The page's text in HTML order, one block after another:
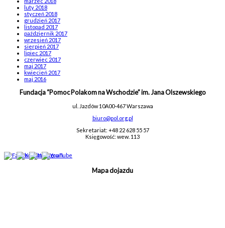
luty 2018
styczeń 2018
grudzień 2017
listopad 2017
październik 2017
wrzesień 2017
sierpień 2017
lipiec 2017
czerwiec 2017
maj 2017
kwiecień 2017
maj 2016
Fundacja “Pomoc Polakom na Wschodzie” im. Jana Olszewskiego
ul. Jazdów 10A00-467 Warszawa
biuro@pol.org.pl
Sekretariat: +48 22 628 55 57
Księgowość: wew. 113
Mapa dojazdu